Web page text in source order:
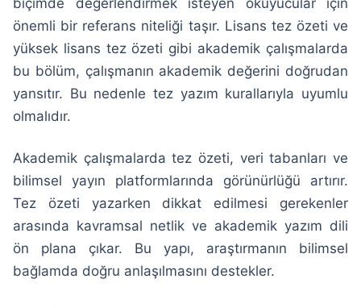
biçimde değerlendirmek isteyen okuyucular için
önemli bir referans niteliği taşır. Lisans tez özeti ve
yüksek lisans tez özeti gibi akademik çalışmalarda
bu bölüm, çalışmanın akademik değerini doğrudan
yansıtır. Bu nedenle tez yazım kurallarıyla uyumlu
olmalıdır.
Akademik çalışmalarda tez özeti, veri tabanları ve
bilimsel yayın platformlarında görünürlüğü artırır.
Tez özeti yazarken dikkat edilmesi gerekenler
arasında kavramsal netlik ve akademik yazım dili
ön plana çıkar. Bu yapı, araştırmanın bilimsel
bağlamda doğru anlaşılmasını destekler.